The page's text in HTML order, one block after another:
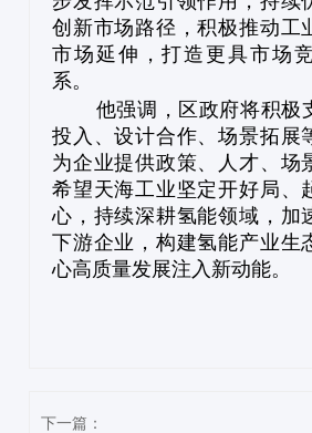
创新市场路径，积极推动工
市场延伸，打造更具市场
系。
他强调，区政府将积极
投入、设计合作、场景拓展
为企业提供政策、人才、场
希望天海工业坚定开好局、
心，持续深耕氢能领域，加
下游企业，构建氢能产业生
心高质量发展注入新动能。
下一篇：